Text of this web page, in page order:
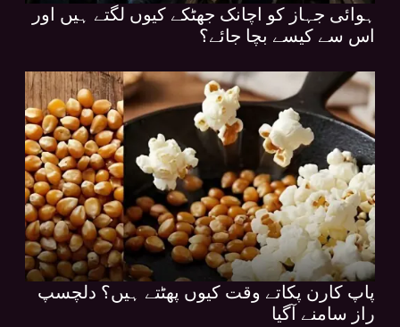
ہوائی جہاز کو اچانک جھٹکے کیوں لگتے ہیں اور
اس سے کیسے بچا جائے؟
پاپ کارن پکاتے وقت کیوں پھٹتے ہیں؟ دلچسپ
راز سامنے آگیا